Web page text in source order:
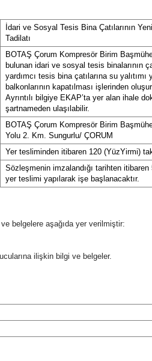
İdari ve Sosyal Tesis Bina Çatılarının
Tadilatı
BOTAŞ Çorum Kompresör Birim
bulunan idari ve sosyal tesis binalarının
yardımcı tesis bina çatılarına su
balkonlarının kapatılması işlerinden
Ayrıntılı bilgiye EKAP’ta yer alan ihale
şartnameden ulaşılabilir.
BOTAŞ Çorum Kompresör Birim
Yolu 2. Km. Sungurlu/ ÇORUM
Yer tesliminden itibaren 120 (YüzYirmi)
Sözleşmenin imzalandığı tarihten
yer teslimi yapılarak işe başlanacaktır.
belgelere aşağıda yer verilmiştir:
ilişkin bilgi ve belgeler.